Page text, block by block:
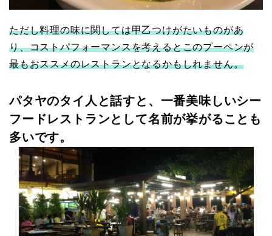
ただし料理の味に関しては甲乙つけがたいものがあ
り、コストパフォーマンスを考えるとこのプーペンが
最もおススメのレストランとなるかもしれません。
パタヤのタイ人と話すと、一番美味しいシー
フードレストランとして名前が挙がることも
多いです。